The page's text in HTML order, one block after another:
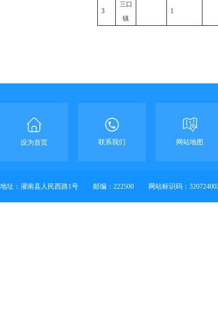
3
三口
镇
1
设为首页 联系我们 网站地图
地址：灌南县人民西路1号 邮编：222500 网站标识码：